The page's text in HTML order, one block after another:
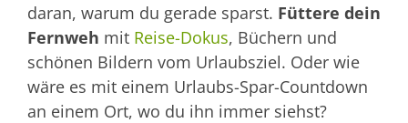
daran, warum du gerade sparst. Füttere dein
Fernweh mit Reise-Dokus, Büchern und
schönen Bildern vom Urlaubsziel. Oder wie
wäre es mit einem Urlaubs-Spar-Countdown
an einem Ort, wo du ihn immer siehst?